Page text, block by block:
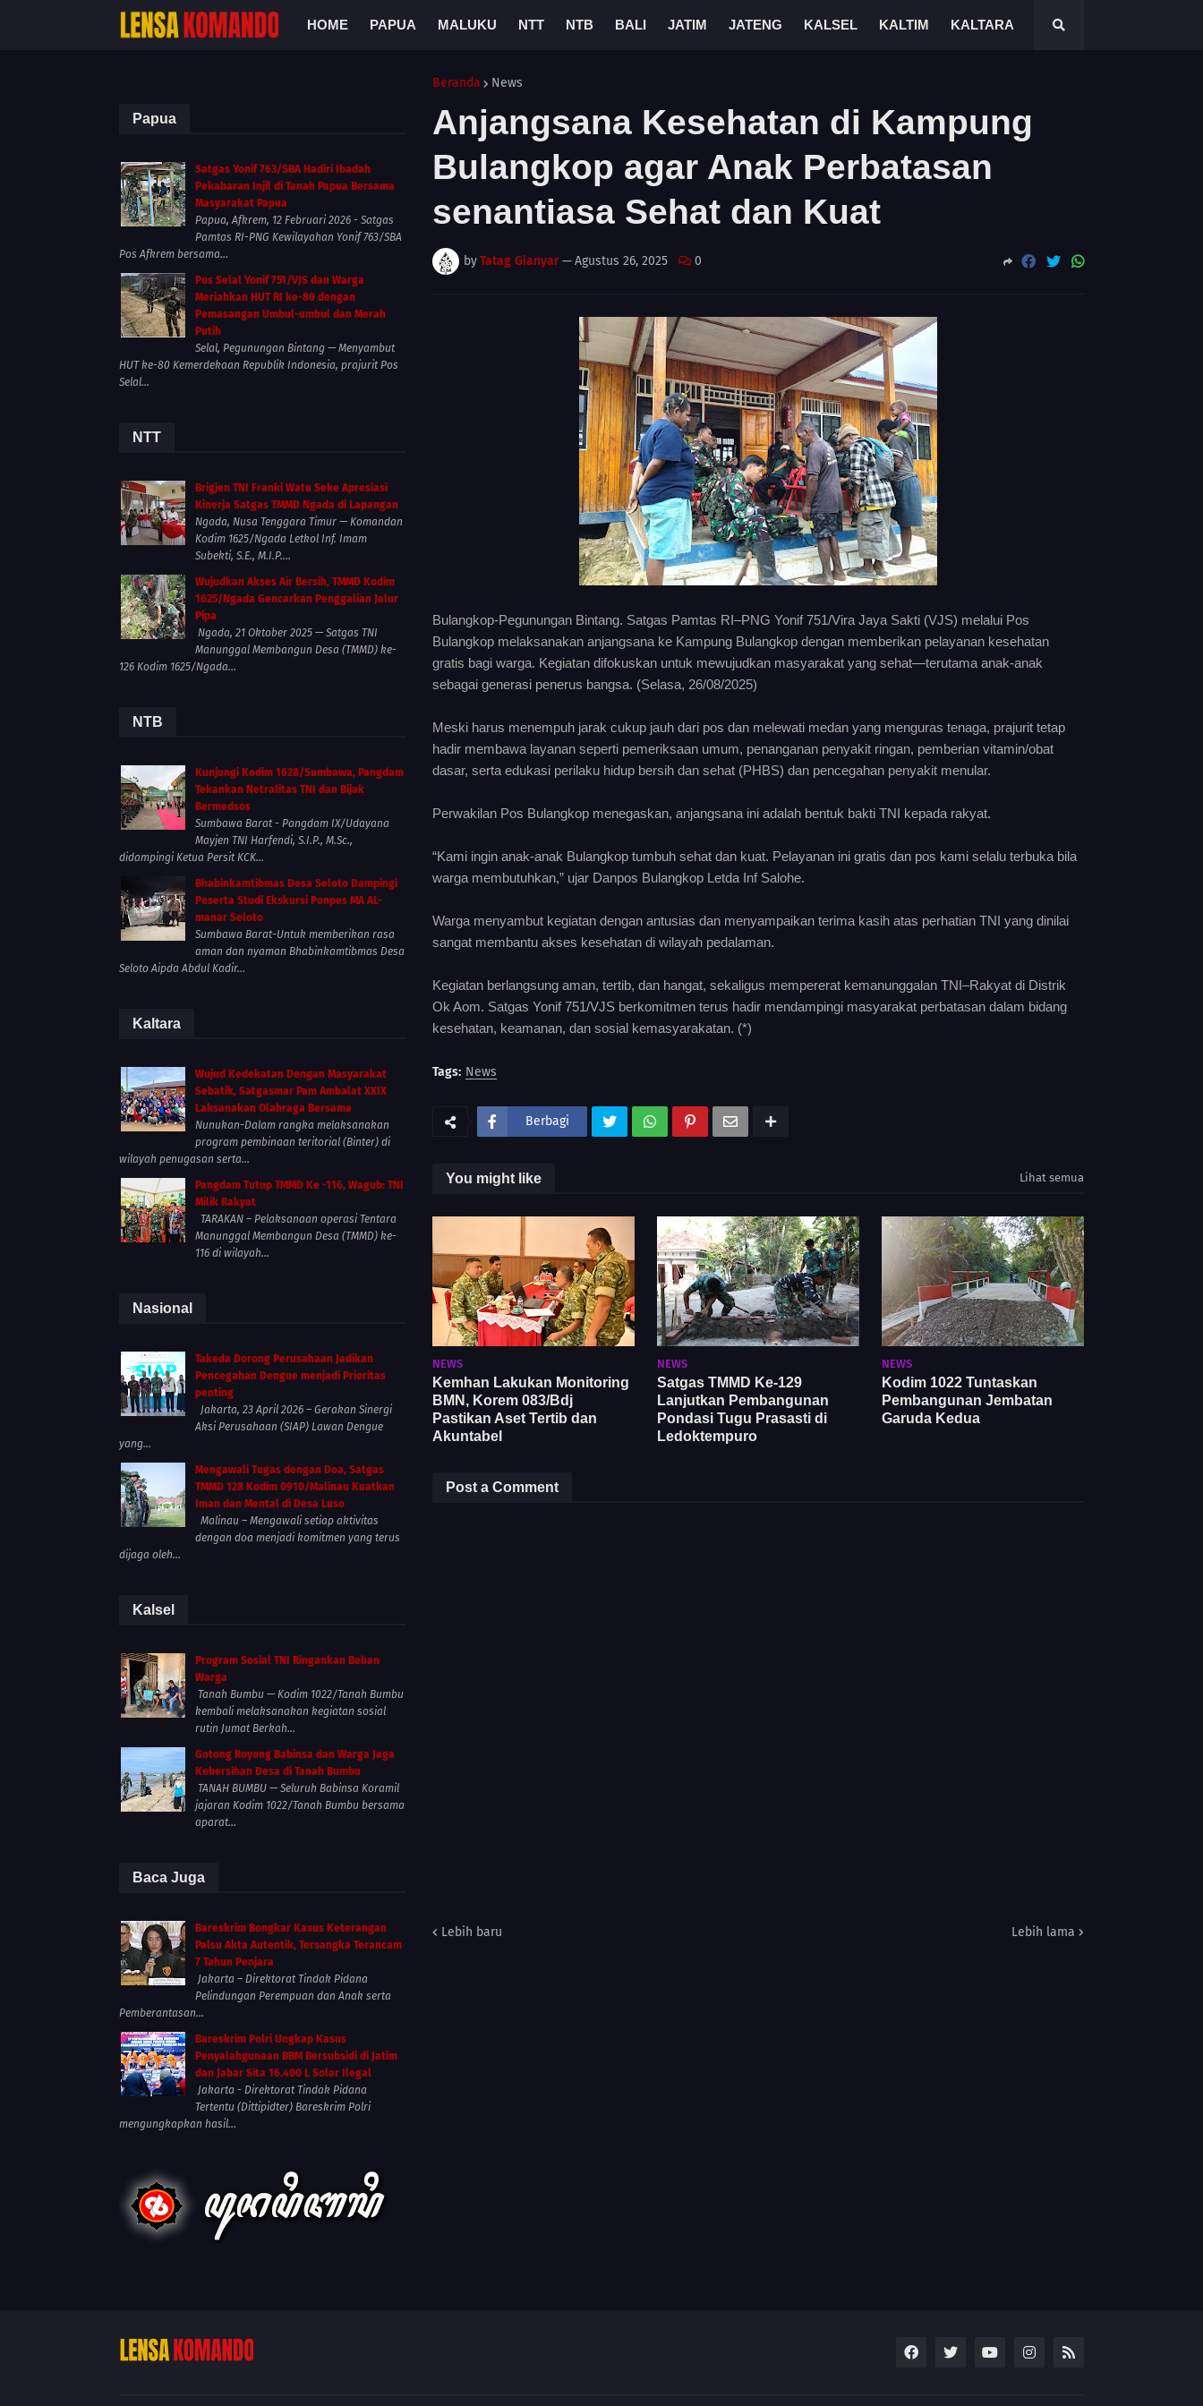
HOME PAPUA MALUKU NTT NTB BALI JATIM JATENG KALSEL KALTIM KALTARA
Beranda News
Anjangsana Kesehatan di Kampung
Bulangkop agar Anak Perbatasan
senantiasa Sehat dan Kuat
byTatag Gianyar—Agustus 26, 2025 0
Bulangkop-Pegunungan Bintang. Satgas Pamtas RI–PNG Yonif 751/Vira Jaya Sakti (VJS) melalui Pos
Bulangkop melaksanakan anjangsana ke Kampung Bulangkop dengan memberikan pelayanan kesehatan
gratis bagi warga. Kegiatan difokuskan untuk mewujudkan masyarakat yang sehat—terutama anak-anak
sebagai generasi penerus bangsa. (Selasa, 26/08/2025)
Meski harus menempuh jarak cukup jauh dari pos dan melewati medan yang menguras tenaga, prajurit tetap
hadir membawa layanan seperti pemeriksaan umum, penanganan penyakit ringan, pemberian vitamin/obat
dasar, serta edukasi perilaku hidup bersih dan sehat (PHBS) dan pencegahan penyakit menular.
Perwakilan Pos Bulangkop menegaskan, anjangsana ini adalah bentuk bakti TNI kepada rakyat.
“Kami ingin anak-anak Bulangkop tumbuh sehat dan kuat. Pelayanan ini gratis dan pos kami selalu terbuka bila
warga membutuhkan,” ujar Danpos Bulangkop Letda Inf Salohe.
Warga menyambut kegiatan dengan antusias dan menyampaikan terima kasih atas perhatian TNI yang dinilai
sangat membantu akses kesehatan di wilayah pedalaman.
Kegiatan berlangsung aman, tertib, dan hangat, sekaligus mempererat kemanunggalan TNI–Rakyat di Distrik
Ok Aom. Satgas Yonif 751/VJS berkomitmen terus hadir mendampingi masyarakat perbatasan dalam bidang
kesehatan, keamanan, dan sosial kemasyarakatan. (*)
Tags: News
Berbagi
You might like Lihat semua
NEWS
Kemhan Lakukan Monitoring
BMN, Korem 083/Bdj
Pastikan Aset Tertib dan
Akuntabel
NEWS
Satgas TMMD Ke-129
Lanjutkan Pembangunan
Pondasi Tugu Prasasti di
Ledoktempuro
NEWS
Kodim 1022 Tuntaskan
Pembangunan Jembatan
Garuda Kedua
Post a Comment
Lebih baru Lebih lama
Papua
Satgas Yonif 763/SBA Hadiri Ibadah
Pekabaran Injil di Tanah Papua Bersama
Masyarakat Papua
Papua, Afkrem, 12 Februari 2026 - Satgas
Pamtas RI-PNG Kewilayahan Yonif 763/SBA
Pos Afkrem bersama...
Pos Selal Yonif 751/VJS dan Warga
Meriahkan HUT RI ke-80 dengan
Pemasangan Umbul-umbul dan Merah
Putih
Selal, Pegunungan Bintang — Menyambut
HUT ke-80 Kemerdekaan Republik Indonesia, prajurit Pos
Selal...
NTT
Brigjen TNI Franki Watu Seke Apresiasi
Kinerja Satgas TMMD Ngada di Lapangan
Ngada, Nusa Tenggara Timur — Komandan
Kodim 1625/Ngada Letkol Inf. Imam
Subekti, S.E., M.I.P....
Wujudkan Akses Air Bersih, TMMD Kodim
1625/Ngada Gencarkan Penggalian Jalur
Pipa
Ngada, 21 Oktober 2025 — Satgas TNI
Manunggal Membangun Desa (TMMD) ke-
126 Kodim 1625/Ngada...
NTB
Kunjungi Kodim 1628/Sumbawa, Pangdam
Tekankan Netralitas TNI dan Bijak
Bermedsos
Sumbawa Barat - Pangdam IX/Udayana
Mayjen TNI Harfendi, S.I.P., M.Sc.,
didampingi Ketua Persit KCK...
Bhabinkamtibmas Desa Seloto Dampingi
Peserta Studi Ekskursi Ponpes MA AL-
manar Seloto
Sumbawa Barat-Untuk memberikan rasa
aman dan nyaman Bhabinkamtibmas Desa
Seloto Aipda Abdul Kadir...
Kaltara
Wujud Kedekatan Dengan Masyarakat
Sebatik, Satgasmar Pam Ambalat XXIX
Laksanakan Olahraga Bersama
Nunukan-Dalam rangka melaksanakan
program pembinaan teritorial (Binter) di
wilayah penugasan serta...
Pangdam Tutup TMMD Ke -116, Wagub: TNI
Milik Rakyat
TARAKAN – Pelaksanaan operasi Tentara
Manunggal Membangun Desa (TMMD) ke-
116 di wilayah...
Nasional
Takeda Dorong Perusahaan Jadikan
Pencegahan Dengue menjadi Prioritas
penting
Jakarta, 23 April 2026 – Gerakan Sinergi
Aksi Perusahaan (SIAP) Lawan Dengue
yang...
Mengawali Tugas dengan Doa, Satgas
TMMD 128 Kodim 0910/Malinau Kuatkan
Iman dan Mental di Desa Luso
Malinau – Mengawali setiap aktivitas
dengan doa menjadi komitmen yang terus
dijaga oleh...
Kalsel
Program Sosial TNI Ringankan Beban
Warga
Tanah Bumbu — Kodim 1022/Tanah Bumbu
kembali melaksanakan kegiatan sosial
rutin Jumat Berkah...
Gotong Royong Babinsa dan Warga Jaga
Kebersihan Desa di Tanah Bumbu
TANAH BUMBU — Seluruh Babinsa Koramil
jajaran Kodim 1022/Tanah Bumbu bersama
aparat...
Baca Juga
Bareskrim Bongkar Kasus Keterangan
Palsu Akta Autentik, Tersangka Terancam
7 Tahun Penjara
Jakarta – Direktorat Tindak Pidana
Pelindungan Perempuan dan Anak serta
Pemberantasan...
Bareskrim Polri Ungkap Kasus
Penyalahgunaan BBM Bersubsidi di Jatim
dan Jabar Sita 16.400 L Solar Ilegal
Jakarta - Direktorat Tindak Pidana
Tertentu (Dittipidter) Bareskrim Polri
mengungkapkan hasil...